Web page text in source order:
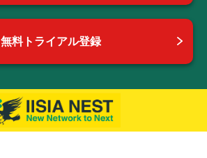
無料トライアル登録